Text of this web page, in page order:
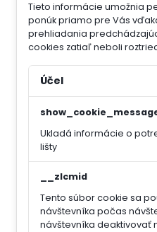
Tieto informácie umožnia
ponúk priamo pre Vás
prehliadania
cookies zatiaľ neboli
Účel
Ukladá informácie o
lišty
__zlcmid
Tento súbor cookie sa
návštevníka počas
návštevníka deaktivovať